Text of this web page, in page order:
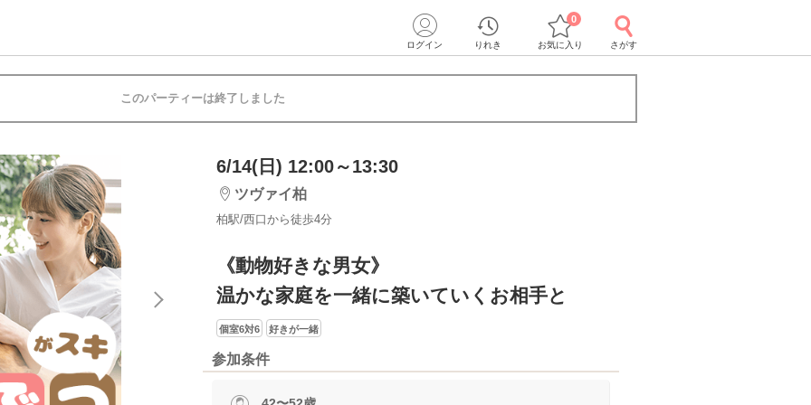
ログイン りれき お気に入り
0
さがす
このパーティーは終了しました
6/14(日) 12:00～13:30
ツヴァイ柏
柏駅/西口から徒歩4分
《動物好きな男女》
温かな家庭を一緒に築いていくお相手と
個室6対6 好きが一緒
参加条件